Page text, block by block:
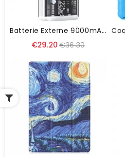
Batterie Externe 9000mAh Double Ports Affichage Digital
€29.20€36.30